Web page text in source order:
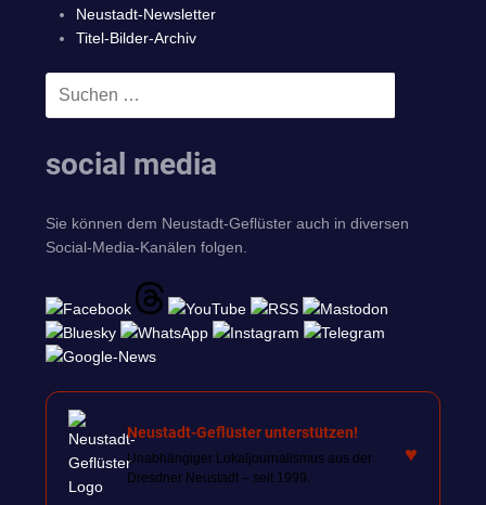
Neustadt-Newsletter
Titel-Bilder-Archiv
Suchen
social media
Sie können dem Neustadt-Geflüster auch in diversen
Social-Media-Kanälen folgen.
Neustadt-Geflüster unterstützen!
Unabhängiger Lokaljournalismus aus der
Dresdner Neustadt – seit 1999.
♥